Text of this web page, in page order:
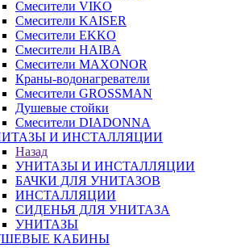
Смесители VIKO
Смесители KAISER
Смесители EKKO
Смесители HAIBA
Смесители MAXONOR
Краны-водонагреватели
Смесители GROSSMAN
Душевые стойки
Смесители DIADONNA
И ИНСТАЛЛЯЦИИ
Назад
УНИТАЗЫ И ИНСТАЛЛЯЦИИ
БАЧКИ ДЛЯ УНИТАЗОВ
ИНСТАЛЛЯЦИИ
СИДЕНЬЯ ДЛЯ УНИТАЗА
УНИТАЗЫ
КАБИНЫ